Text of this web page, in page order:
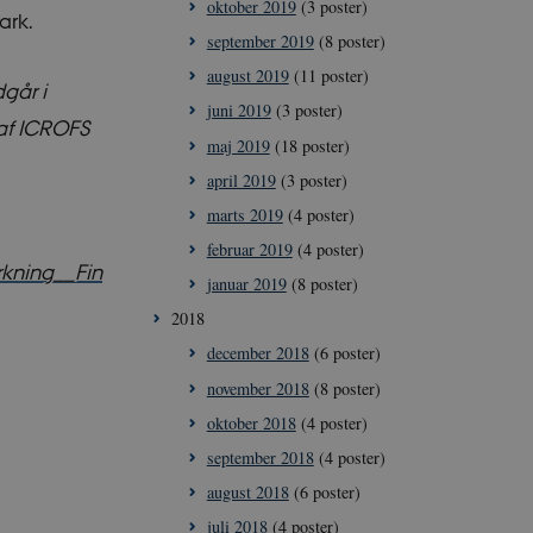
i
ICROFS
oktober 2019(3 poster)
september 2019(8 poster)
august 2019(11 poster)
juni 2019(3 poster)
maj 2019(18 poster)
april 2019(3 poster)
marts 2019(4 poster)
februar 2019(4 poster)
januar 2019(8 poster)
2018
december 2018(6 poster)
november 2018(8 poster)
oktober 2018(4 poster)
september 2018(4 poster)
august 2018(6 poster)
juli 2018(4 poster)
og
bliver hædret i